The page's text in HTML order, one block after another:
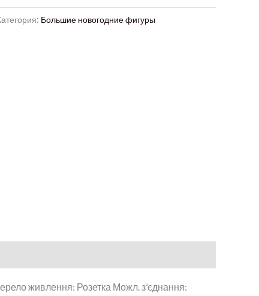
Большие новогодние фигуры
живлення: Розетка Можл. з’єднання: